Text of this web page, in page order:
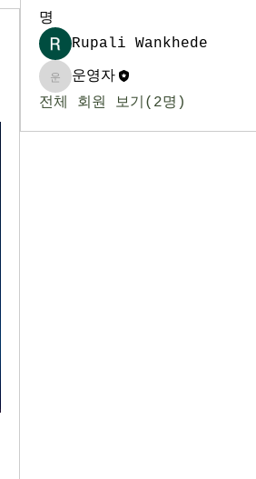
명
Rupali Wankhede
운영자
운영자
전체 회원 보기(2명)